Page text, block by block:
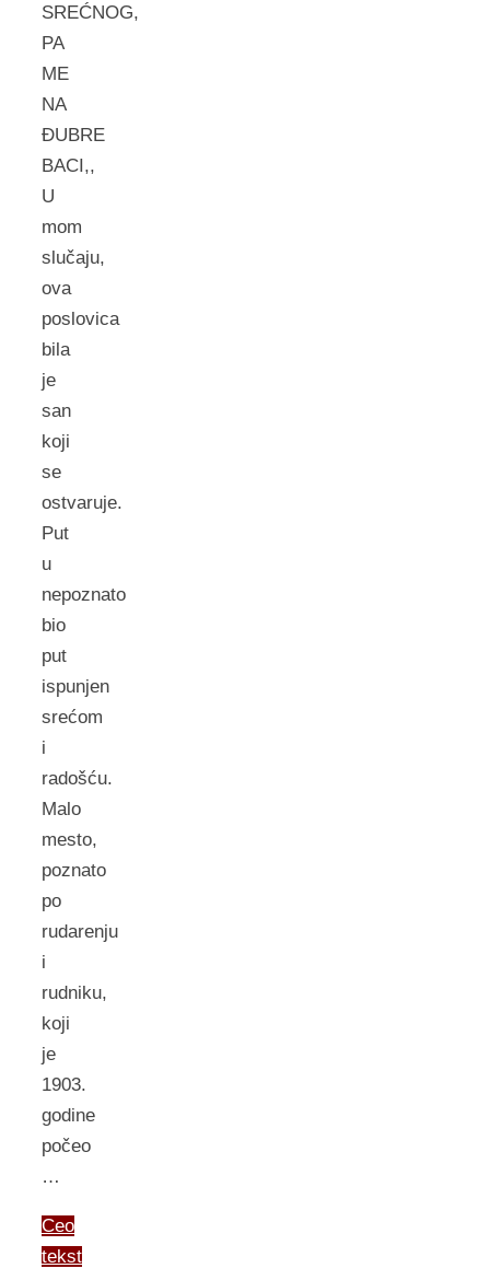
SREĆNOG,
PA
ME
NA
ĐUBRE
BACI,,
U
mom
slučaju,
ova
poslovica
bila
je
san
koji
se
ostvaruje.
Put
u
nepoznato
bio
put
ispunjen
srećom
i
radošću.
Malo
mesto,
poznato
po
rudarenju
i
rudniku,
koji
je
1903.
godine
počeo
…
Ceo
tekst